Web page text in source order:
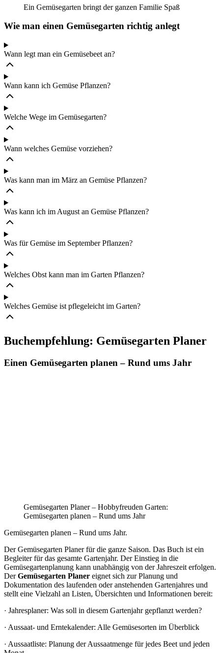
Ein Gemüsegarten bringt der ganzen Familie Spaß
Wie man einen Gemüsegarten richtig anlegt
Wann legt man ein Gemüsebeet an?
Wann kann ich Gemüse Pflanzen?
Welche Wege im Gemüsegarten?
Wann welches Gemüse vorziehen?
Was kann man im März an Gemüse Pflanzen?
Was kann ich im August an Gemüse Pflanzen?
Was für Gemüse im September Pflanzen?
Welches Obst kann man im Garten Pflanzen?
Welches Gemüse ist pflegeleicht im Garten?
Buchempfehlung: Gemüsegarten Planer
Einen Gemüsegarten planen – Rund ums Jahr
Gemüsegarten Planer – Hobbyfreuden Garten:
Gemüsegarten planen – Rund ums Jahr
Gemüsegarten planen – Rund ums Jahr.
Der Gemüsegarten Planer für die ganze Saison. Das Buch ist ein
Begleiter für das gesamte Gartenjahr. Der Einstieg in die
Gemüsegartenplanung kann unabhängig von der Jahreszeit erfolgen.
DerGemüsegarten Planer eignet sich zur Planung und
Dokumentation des laufenden oder anstehenden Gartenjahres und
stellt eine Vielzahl an Listen, Übersichten und Informationen bereit:
· Jahresplaner: Was soll in diesem Gartenjahr gepflanzt werden?
· Aussaat- und Erntekalender: Alle Gemüsesorten im Überblick
· Aussaatliste: Planung der Aussaatmenge für jedes Beet und jeden